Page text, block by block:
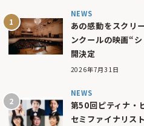
NEWS
あの感動をスクリ
ンクールの映画“
開決定
2026年7月31日
NEWS
第50回ピティナ・
セミファイナリス